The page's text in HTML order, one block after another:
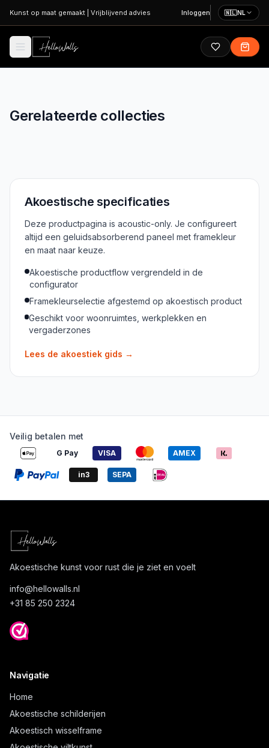
Ga naar hoofdinhoud
Kunst op maat gemaakt Vrijblijvend advies Inloggen 🇳🇱NL
Gerelateerde collecties
Akoestische specificaties
Deze productpagina is acoustic-only. Je configureert
altijd een geluidsabsorberend paneel met framekleur
en maat naar keuze.
Akoestische productflow vergrendeld in de
configurator
Framekleurselectie afgestemd op akoestisch product
Geschikt voor woonruimtes, werkplekken en
vergaderzones
Lees de akoestiek gids →
Veilig betalen met
G Pay VISA AMEX
in3 SEPA
Akoestische kunst voor rust die je ziet en voelt
info@hellowalls.nl
+31 85 250 2324
Navigatie
Home
Akoestische schilderijen
Akoestisch wisselframe